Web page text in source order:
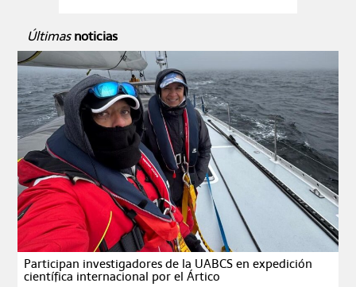
Últimas noticias
Participan investigadores de la UABCS en expedición
científica internacional por el Ártico